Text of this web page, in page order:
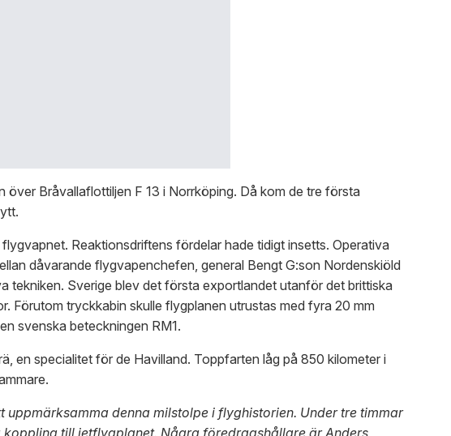
Bråvallaflottiljen F 13 i Norrköping. Då kom de tre första
Reaktionsdriftens fördelar hade tidigt insetts. Operativa
dåvarande flygvapenchefen, general Bengt G:son Nordenskiöld
tekniken. Sverige blev det första exportlandet utanför det brittiska
Förutom tryckkabin skulle flygplanen utrustas med fyra 20 mm
svenska beteckningen RM1.
en specialitet för de Havilland. Toppfarten låg på 850 kilometer i
denna milstolpe i flyghistorien. Under tre timmar